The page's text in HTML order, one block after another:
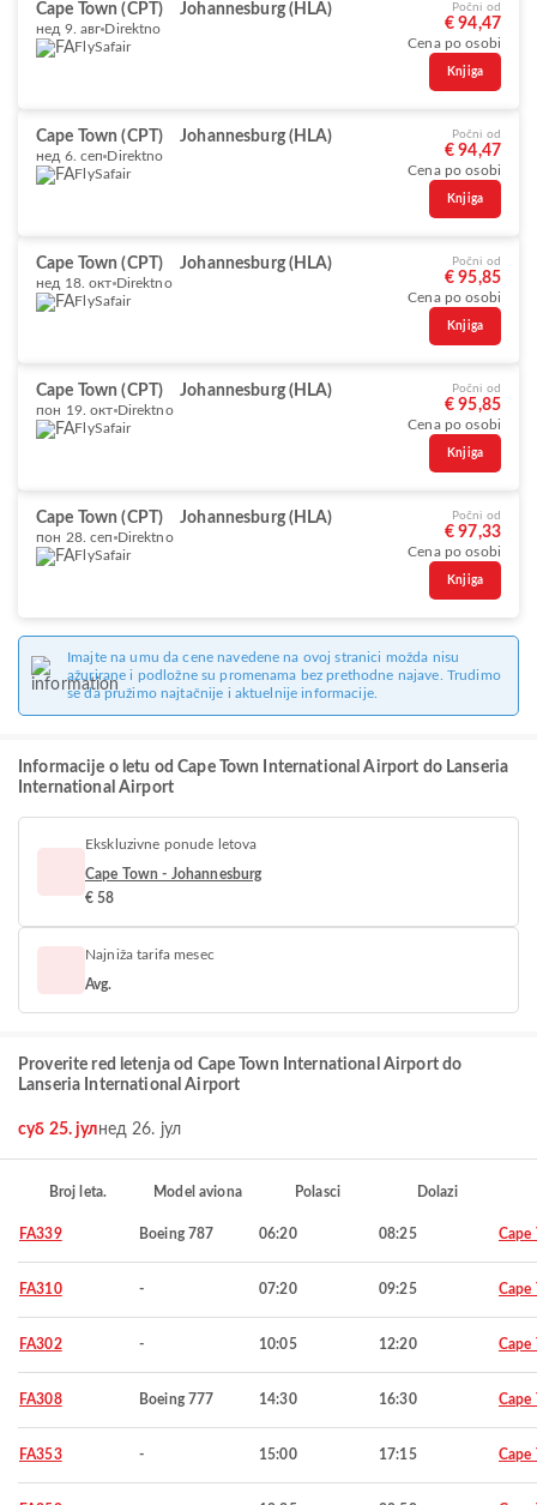
Cape Town (CPT) Johannesburg (HLA)
нед 9. авг Direktno
FlySafair
Počni od
€ 94,47
Cena po osobi
Knjiga
Cape Town (CPT) Johannesburg (HLA)
нед 6. сеп Direktno
FlySafair
Počni od
€ 94,47
Cena po osobi
Knjiga
Cape Town (CPT) Johannesburg (HLA)
нед 18. окт Direktno
FlySafair
Počni od
€ 95,85
Cena po osobi
Knjiga
Cape Town (CPT) Johannesburg (HLA)
пон 19. окт Direktno
FlySafair
Počni od
€ 95,85
Cena po osobi
Knjiga
Cape Town (CPT) Johannesburg (HLA)
пон 28. сеп Direktno
FlySafair
Počni od
€ 97,33
Cena po osobi
Knjiga
Imajte na umu da cene navedene na ovoj stranici možda nisu
ažurirane i podložne su promenama bez prethodne najave. Trudimo
se da pružimo najtačnije i aktuelnije informacije.
Informacije o letu od Cape Town International Airport do Lanseria
International Airport
Ekskluzivne ponude letova
Cape Town - Johannesburg
€ 58
Najniža tarifa mesec
Avg.
Proverite red letenja od Cape Town International Airport do
Lanseria International Airport
суб 25. јулнед 26. јул
Broj leta. Model aviona Polasci Dolazi
FA339 Boeing 787 06:20 08:25 Cape
FA310 - 07:20 09:25 Cape
FA302 - 10:05 12:20 Cape
FA308 Boeing 777 14:30 16:30 Cape
FA353 - 15:00 17:15 Cape